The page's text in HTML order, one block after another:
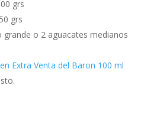
grs
grs
grande o 2 aguacates medianos
Extra Venta del Baron 100 ml